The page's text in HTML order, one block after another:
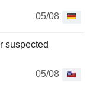
05/08
suspected
05/08